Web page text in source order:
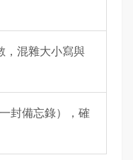
，混雜大小寫與
封備忘錄），確